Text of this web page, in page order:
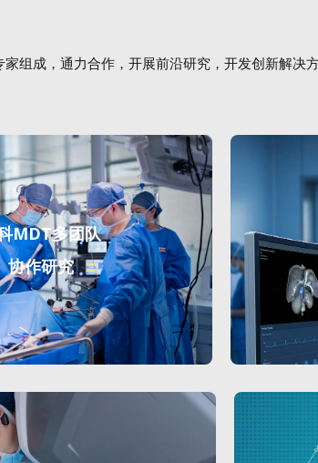
组成，通力合作，开展前沿研究，开发创新解决
MDT多团队
协作研究